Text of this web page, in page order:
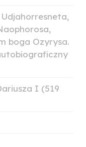
Udjahorresneta,
boga Ozyrysa.
I (519